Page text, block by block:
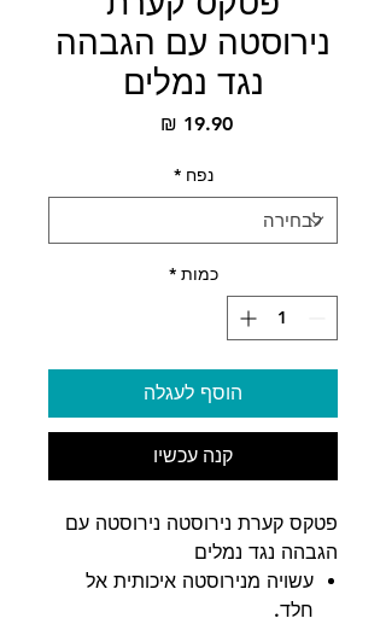
נירוסטה עם הגבהה
נגד נמלים
‏19.90 ‏₪
נפח *
כמות *
הוסף לעגלה
קנה עכשיו
פטקס קערת נירוסטה נירוסטה עם
הגבהה נגד נמלים
עשויה מנירוסטה איכותית אל
חלד.